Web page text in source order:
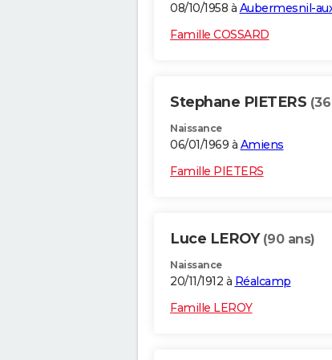
08/10/1958 à Aubermesnil-
Famille COSSARD
Stephane PIETERS
Naissance
06/01/1969 à Amiens
Famille PIETERS
Luce LEROY (90 ans)
Naissance
20/11/1912 à Réalcamp
Famille LEROY